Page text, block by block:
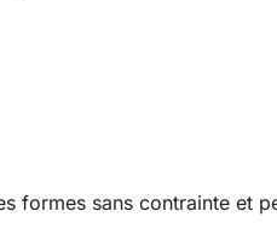
formes sans contrainte et